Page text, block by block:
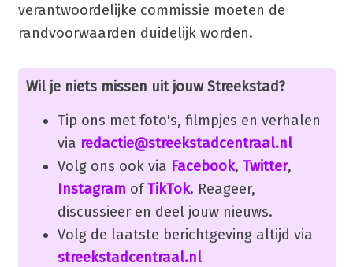
verantwoordelijke commissie moeten de
randvoorwaarden duidelijk worden.
Wil je niets missen uit jouw Streekstad?
Tip ons met foto's, filmpjes en verhalen
via redactie@streekstadcentraal.nl
Volg ons ook via Facebook, Twitter,
Instagram ofTikTok. Reageer,
discussieer en deel jouw nieuws.
Volg de laatste berichtgeving altijd via
streekstadcentraal.nl